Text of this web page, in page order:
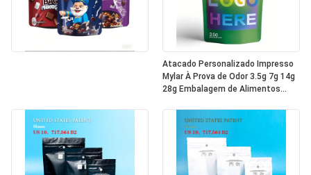
Atacado Personalizado Impresso
Mylar À Prova de Odor 3.5g 7g 14g
28g Embalagem de Alimentos
Janela